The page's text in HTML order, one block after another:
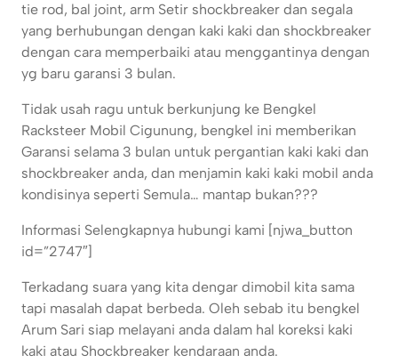
tie rod, bal joint, arm Setir shockbreaker dan segala
yang berhubungan dengan kaki kaki dan shockbreaker
dengan cara memperbaiki atau menggantinya dengan
yg baru garansi 3 bulan.
Tidak usah ragu untuk berkunjung ke Bengkel
Racksteer Mobil Cigunung, bengkel ini memberikan
Garansi selama 3 bulan untuk pergantian kaki kaki dan
shockbreaker anda, dan menjamin kaki kaki mobil anda
kondisinya seperti Semula… mantap bukan???
Informasi Selengkapnya hubungi kami [njwa_button
id=”2747″]
Terkadang suara yang kita dengar dimobil kita sama
tapi masalah dapat berbeda. Oleh sebab itu bengkel
Arum Sari siap melayani anda dalam hal koreksi kaki
kaki atau Shockbreaker kendaraan anda.